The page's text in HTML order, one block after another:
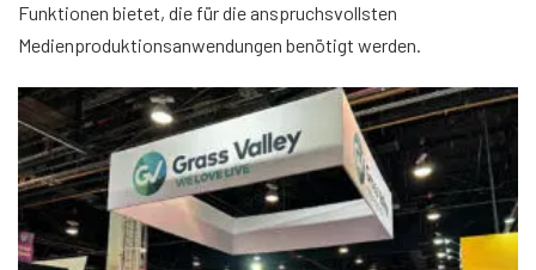
Funktionen bietet, die für die anspruchsvollsten
Medienproduktionsanwendungen benötigt werden.